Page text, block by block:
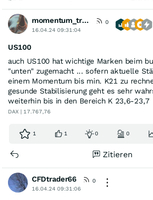
momentum_trader
0
16.04.24 09:31:04
US100
auch US100 hat wichtige Marken beim
"unten" zugemacht ... sofern aktuelle
einem Momentum bis min. K21 zu
gesunde Stabilisierung geht es sehr
weiterhin bis in den Bereich K 23,6-23,7
DAX | 17.767,76
1 1 0 0
Zitieren
CFDtrader66
0
16.04.24 09:31:06